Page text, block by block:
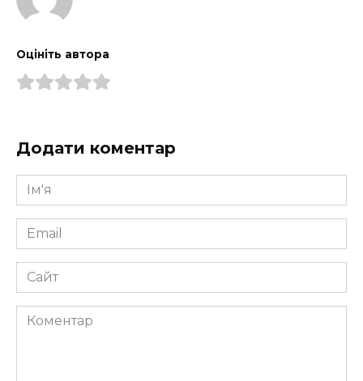
Оцініть автора
Додати коментар
Ім'я
*
Email
*
Сайт
Коментар